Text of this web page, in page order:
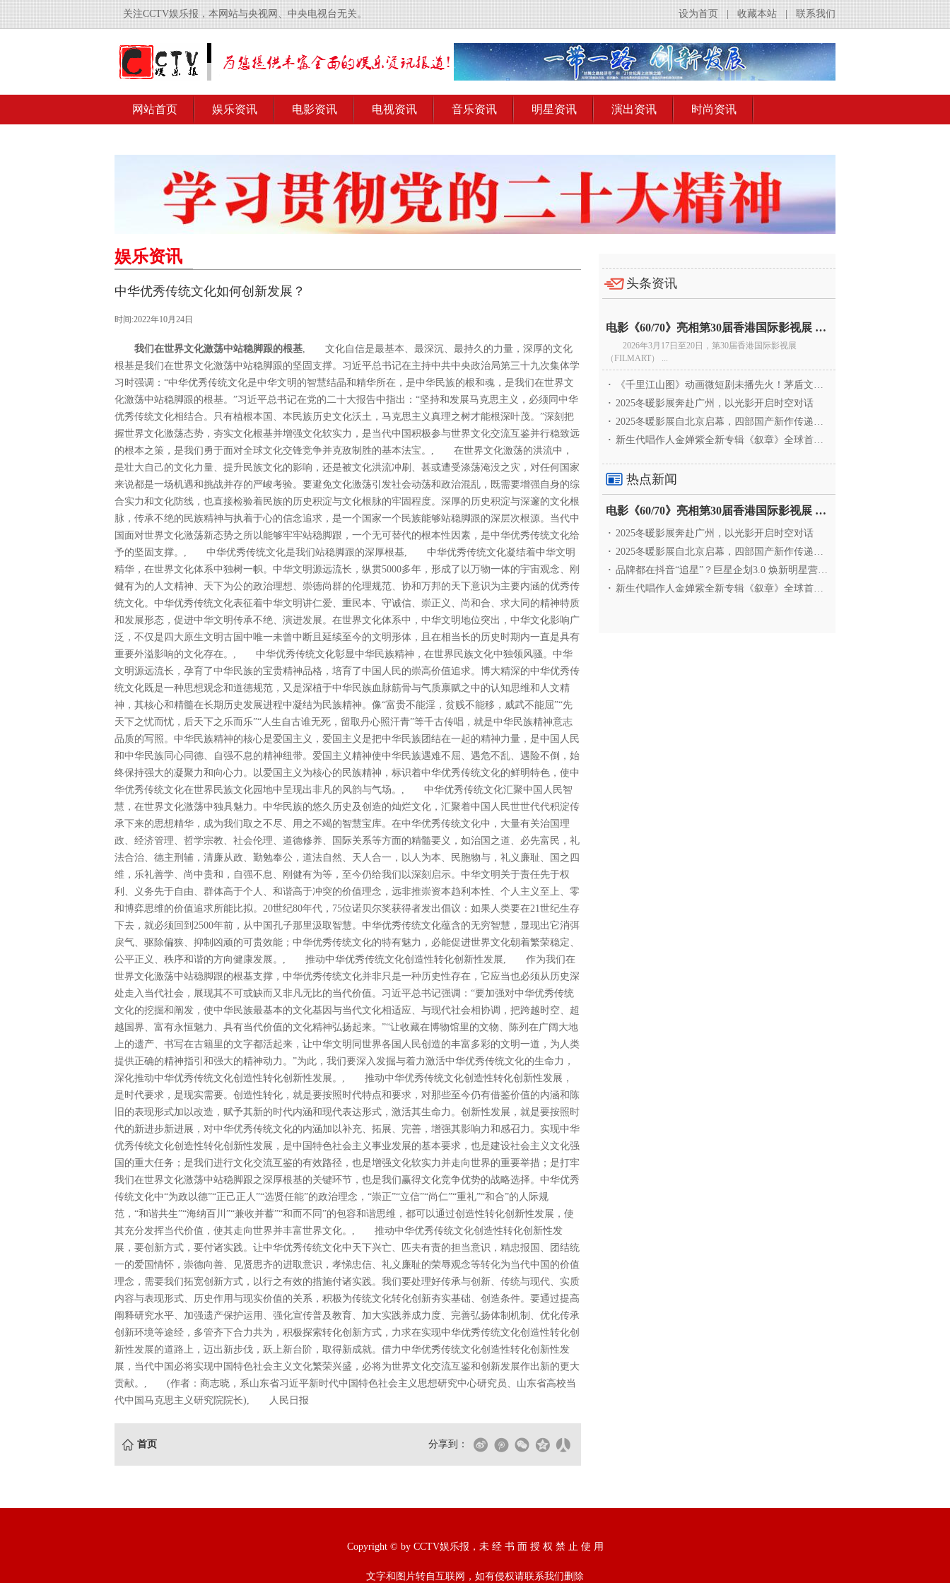
关注CCTV娱乐报，本网站与央视网、中央电视台无关。 联系我们
收藏本站
设为首页
网站首页 娱乐资讯 电影资讯 电视资讯 音乐资讯 明星资讯 演出资讯 时尚资讯
娱乐资讯
中华优秀传统文化如何创新发展？
时间:2022年10月24日
我们在世界文化激荡中站稳脚跟的根基, 文化自信是最基本、最深沉、最持久的力量，深厚的文化
根基是我们在世界文化激荡中站稳脚跟的坚固支撑。习近平总书记在主持中共中央政治局第三十九次集体学
习时强调：“中华优秀传统文化是中华文明的智慧结晶和精华所在，是中华民族的根和魂，是我们在世界文
化激荡中站稳脚跟的根基。”习近平总书记在党的二十大报告中指出：“坚持和发展马克思主义，必须同中华
优秀传统文化相结合。只有植根本国、本民族历史文化沃土，马克思主义真理之树才能根深叶茂。”深刻把
握世界文化激荡态势，夯实文化根基并增强文化软实力，是当代中国积极参与世界文化交流互鉴并行稳致远
的根本之策，是我们勇于面对全球文化交锋竞争并克敌制胜的基本法宝。, 在世界文化激荡的洪流中，
是壮大自己的文化力量、提升民族文化的影响，还是被文化洪流冲刷、甚或遭受涤荡淹没之灾，对任何国家
来说都是一场机遇和挑战并存的严峻考验。要避免文化激荡引发社会动荡和政治混乱，既需要增强自身的综
合实力和文化防线，也直接检验着民族的历史积淀与文化根脉的牢固程度。深厚的历史积淀与深邃的文化根
脉，传承不绝的民族精神与执着于心的信念追求，是一个国家一个民族能够站稳脚跟的深层次根源。当代中
国面对世界文化激荡新态势之所以能够牢牢站稳脚跟，一个无可替代的根本性因素，是中华优秀传统文化给
予的坚固支撑。, 中华优秀传统文化是我们站稳脚跟的深厚根基, 中华优秀传统文化凝结着中华文明
精华，在世界文化体系中独树一帜。中华文明源远流长，纵贯5000多年，形成了以万物一体的宇宙观念、刚
健有为的人文精神、天下为公的政治理想、崇德尚群的伦理规范、协和万邦的天下意识为主要内涵的优秀传
统文化。中华优秀传统文化表征着中华文明讲仁爱、重民本、守诚信、崇正义、尚和合、求大同的精神特质
和发展形态，促进中华文明传承不绝、演进发展。在世界文化体系中，中华文明地位突出，中华文化影响广
泛，不仅是四大原生文明古国中唯一未曾中断且延续至今的文明形体，且在相当长的历史时期内一直是具有
重要外溢影响的文化存在。, 中华优秀传统文化彰显中华民族精神，在世界民族文化中独领风骚。中华
文明源远流长，孕育了中华民族的宝贵精神品格，培育了中国人民的崇高价值追求。博大精深的中华优秀传
统文化既是一种思想观念和道德规范，又是深植于中华民族血脉筋骨与气质禀赋之中的认知思维和人文精
神，其核心和精髓在长期历史发展进程中凝结为民族精神。像“富贵不能淫，贫贱不能移，威武不能屈”“先
天下之忧而忧，后天下之乐而乐”“人生自古谁无死，留取丹心照汗青”等千古传唱，就是中华民族精神意志
品质的写照。中华民族精神的核心是爱国主义，爱国主义是把中华民族团结在一起的精神力量，是中国人民
和中华民族同心同德、自强不息的精神纽带。爱国主义精神使中华民族遇难不屈、遇危不乱、遇险不倒，始
终保持强大的凝聚力和向心力。以爱国主义为核心的民族精神，标识着中华优秀传统文化的鲜明特色，使中
华优秀传统文化在世界民族文化园地中呈现出非凡的风韵与气场。, 中华优秀传统文化汇聚中国人民智
慧，在世界文化激荡中独具魅力。中华民族的悠久历史及创造的灿烂文化，汇聚着中国人民世世代代积淀传
承下来的思想精华，成为我们取之不尽、用之不竭的智慧宝库。在中华优秀传统文化中，大量有关治国理
政、经济管理、哲学宗教、社会伦理、道德修养、国际关系等方面的精髓要义，如治国之道、必先富民，礼
法合治、德主刑辅，清廉从政、勤勉奉公，道法自然、天人合一，以人为本、民胞物与，礼义廉耻、国之四
维，乐礼善学、尚中贵和，自强不息、刚健有为等，至今仍给我们以深刻启示。中华文明关于责任先于权
利、义务先于自由、群体高于个人、和谐高于冲突的价值理念，远非推崇资本趋利本性、个人主义至上、零
和博弈思维的价值追求所能比拟。20世纪80年代，75位诺贝尔奖获得者发出倡议：如果人类要在21世纪生存
下去，就必须回到2500年前，从中国孔子那里汲取智慧。中华优秀传统文化蕴含的无穷智慧，显现出它消弭
戾气、驱除偏狭、抑制凶顽的可贵效能；中华优秀传统文化的特有魅力，必能促进世界文化朝着繁荣稳定、
公平正义、秩序和谐的方向健康发展。, 推动中华优秀传统文化创造性转化创新性发展, 作为我们在
世界文化激荡中站稳脚跟的根基支撑，中华优秀传统文化并非只是一种历史性存在，它应当也必须从历史深
处走入当代社会，展现其不可或缺而又非凡无比的当代价值。习近平总书记强调：“要加强对中华优秀传统
文化的挖掘和阐发，使中华民族最基本的文化基因与当代文化相适应、与现代社会相协调，把跨越时空、超
越国界、富有永恒魅力、具有当代价值的文化精神弘扬起来。”“让收藏在博物馆里的文物、陈列在广阔大地
上的遗产、书写在古籍里的文字都活起来，让中华文明同世界各国人民创造的丰富多彩的文明一道，为人类
提供正确的精神指引和强大的精神动力。”为此，我们要深入发掘与着力激活中华优秀传统文化的生命力，
深化推动中华优秀传统文化创造性转化创新性发展。, 推动中华优秀传统文化创造性转化创新性发展，
是时代要求，是现实需要。创造性转化，就是要按照时代特点和要求，对那些至今仍有借鉴价值的内涵和陈
旧的表现形式加以改造，赋予其新的时代内涵和现代表达形式，激活其生命力。创新性发展，就是要按照时
代的新进步新进展，对中华优秀传统文化的内涵加以补充、拓展、完善，增强其影响力和感召力。实现中华
优秀传统文化创造性转化创新性发展，是中国特色社会主义事业发展的基本要求，也是建设社会主义文化强
国的重大任务；是我们进行文化交流互鉴的有效路径，也是增强文化软实力并走向世界的重要举措；是打牢
我们在世界文化激荡中站稳脚跟之深厚根基的关键环节，也是我们赢得文化竞争优势的战略选择。中华优秀
传统文化中“为政以德”“正己正人”“选贤任能”的政治理念，“崇正”“立信”“尚仁”“重礼”“和合”的人际规
范，“和谐共生”“海纳百川”“兼收并蓄”“和而不同”的包容和谐思维，都可以通过创造性转化创新性发展，使
其充分发挥当代价值，使其走向世界并丰富世界文化。, 推动中华优秀传统文化创造性转化创新性发
展，要创新方式，要付诸实践。让中华优秀传统文化中天下兴亡、匹夫有责的担当意识，精忠报国、团结统
一的爱国情怀，崇德向善、见贤思齐的进取意识，孝悌忠信、礼义廉耻的荣辱观念等转化为当代中国的价值
理念，需要我们拓宽创新方式，以行之有效的措施付诸实践。我们要处理好传承与创新、传统与现代、实质
内容与表现形式、历史作用与现实价值的关系，积极为传统文化转化创新夯实基础、创造条件。要通过提高
阐释研究水平、加强遗产保护运用、强化宣传普及教育、加大实践养成力度、完善弘扬体制机制、优化传承
创新环境等途经，多管齐下合力共为，积极探索转化创新方式，力求在实现中华优秀传统文化创造性转化创
新性发展的道路上，迈出新步伐，跃上新台阶，取得新成就。借力中华优秀传统文化创造性转化创新性发
展，当代中国必将实现中国特色社会主义文化繁荣兴盛，必将为世界文化交流互鉴和创新发展作出新的更大
贡献。, (作者：商志晓，系山东省习近平新时代中国特色社会主义思想研究中心研究员、山东省高校当
代中国马克思主义研究院院长), 人民日报
首页 分享到：
头条资讯
电影《60/70》亮相第30届香港国际影视展 冲刺戛纳备
2026年3月17日至20日，第30届香港国际影视展
（FILMART） ...
·
《千里江山图》动画微短剧未播先火！茅盾文学奖IP首
· 2025冬暖影展奔赴广州，以光影开启时空对话
· 2025冬暖影展自北京启幕，四部国产新作传递银幕温情
· 新生代唱作人金婵紫全新专辑《叙章》全球首发，颠覆
热点新闻
电影《60/70》亮相第30届香港国际影视展 冲刺戛纳备
· 2025冬暖影展奔赴广州，以光影开启时空对话
· 2025冬暖影展自北京启幕，四部国产新作传递银幕温情
· 品牌都在抖音“追星”？巨星企划3.0 焕新明星营销，让
· 新生代唱作人金婵紫全新专辑《叙章》全球首发，颠覆
Copyright © by CCTV娱乐报，未 经 书 面 授 权 禁 止 使 用
文字和图片转自互联网，如有侵权请联系我们删除